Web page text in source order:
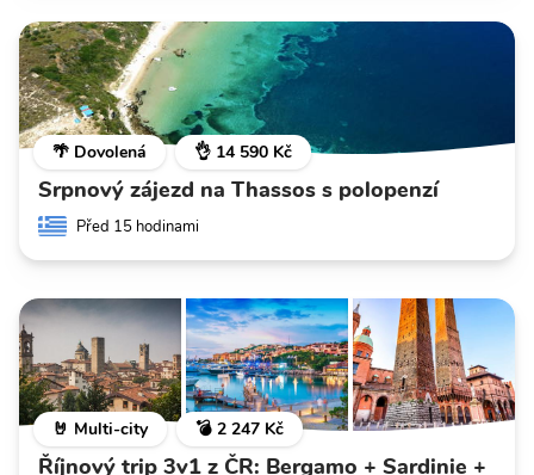
🌴 Dovolená 👌 14 590 Kč
Srpnový zájezd na Thassos s polopenzí
Před 15 hodinami
🤘 Multi-city 💣 2 247 Kč
Říjnový trip 3v1 z ČR: Bergamo + Sardinie +